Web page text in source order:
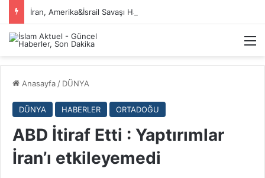
İran, Amerika&İsrail Savaşı Hakkında
Anasayfa / DÜNYA
DÜNYA HABERLER ORTADOĞU
ABD İtiraf Etti : Yaptırımlar
İran’ı etkileyemedi